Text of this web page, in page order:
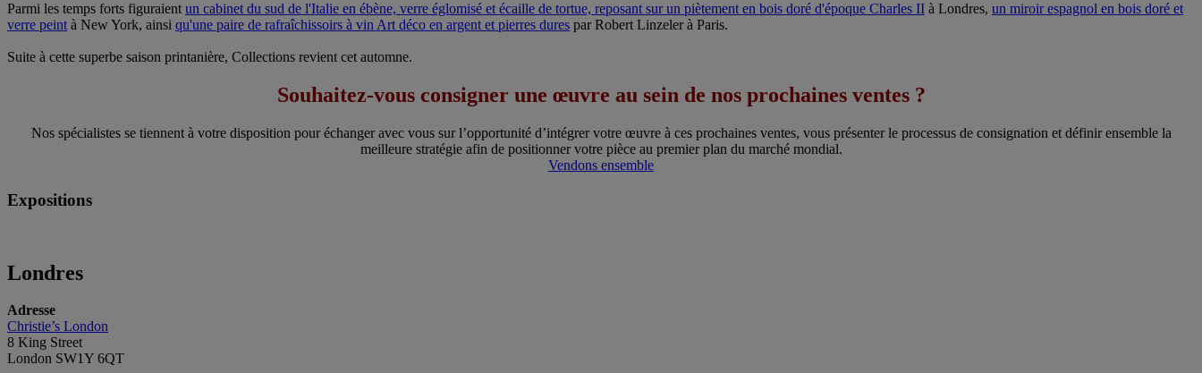
Parmi les temps forts figuraientun cabinet du sud de l'Italie en ébène, verre églomisé et écaille de tortue, reposant sur un piètement en bois doré d'époque Charles II à Londres, un miroir espagnol en bois doré et
verre peintà New York, ainsi qu'une paire de rafraîchissoirs à vin Art déco en argent et pierres dures par Robert Linzeler à Paris.
Suite à cette superbe saison printanière, Collections revient cet automne.
Souhaitez-vous consigner une œuvre au sein de nos prochaines ventes ?
Nos spécialistes se tiennent à votre disposition pour échanger avec vous sur l’opportunité d’intégrer votre œuvre à ces prochaines ventes, vous présenter le processus de consignation et définir ensemble la
meilleure stratégie afin de positionner votre pièce au premier plan du marché mondial.
Vendons ensemble
Expositions
Londres
Adresse
Christie’s London
8 King Street
London SW1Y 6QT